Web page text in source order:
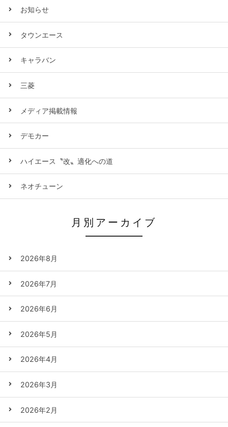
お知らせ
タウンエース
キャラバン
三菱
メディア掲載情報
デモカー
ハイエース〝改〟適化への道
ネオチューン
月別アーカイブ
2026年8月
2026年7月
2026年6月
2026年5月
2026年4月
2026年3月
2026年2月